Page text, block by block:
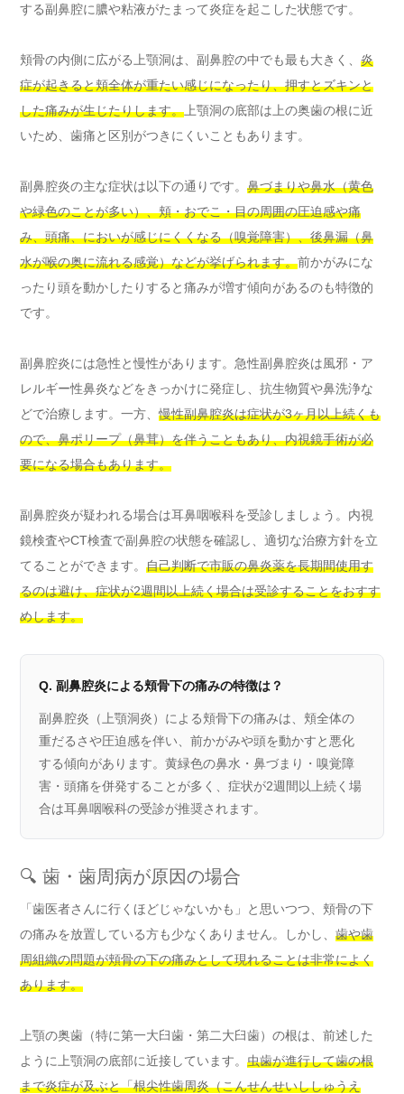
する副鼻腔に膿や粘液がたまって炎症を起こした状態です。
頬骨の内側に広がる上顎洞は、副鼻腔の中でも最も大きく、 炎
症が起きると頬全体が重たい感じになったり、押すとズキンと
した痛みが生じたりします。 上顎洞の底部は上の奥歯の根に近
いため、歯痛と区別がつきにくいこともあります。
副鼻腔炎の主な症状は以下の通りです。 鼻づまりや鼻水（黄色
や緑色のことが多い）、頬・おでこ・目の周囲の圧迫感や痛
み、頭痛、においが感じにくくなる（嗅覚障害）、後鼻漏（鼻
水が喉の奥に流れる感覚）などが挙げられます。前かがみにな
ったり頭を動かしたりすると痛みが増す傾向があるのも特徴的
です。
副鼻腔炎には急性と慢性があります。急性副鼻腔炎は風邪・ア
レルギー性鼻炎などをきっかけに発症し、抗生物質や鼻洗浄な
どで治療します。一方、慢性副鼻腔炎は症状が3ヶ月以上続くも
ので、鼻ポリープ（鼻茸）を伴うこともあり、内視鏡手術が必
要になる場合もあります。
副鼻腔炎が疑われる場合は耳鼻咽喉科を受診しましょう。内視
鏡検査やCT検査で副鼻腔の状態を確認し、適切な治療方針を立
てることができます。 自己判断で市販の鼻炎薬を長期間使用す
るのは避け、症状が2週間以上続く場合は受診することをおすす
めします。
Q. 副鼻腔炎による頬骨下の痛みの特徴は？
副鼻腔炎（上顎洞炎）による頬骨下の痛みは、頬全体の
重だるさや圧迫感を伴い、前かがみや頭を動かすと悪化
する傾向があります。黄緑色の鼻水・鼻づまり・嗅覚障
害・頭痛を併発することが多く、症状が2週間以上続く場
合は耳鼻咽喉科の受診が推奨されます。
🔍 歯・歯周病が原因の場合
「歯医者さんに行くほどじゃないかも」と思いつつ、頬骨の下
の痛みを放置している方も少なくありません。しかし、 歯や歯
周組織の問題が頬骨の下の痛みとして現れることは非常によく
あります。
上顎の奥歯（特に第一大臼歯・第二大臼歯）の根は、前述した
ように上顎洞の底部に近接しています。 虫歯が進行して歯の根
まで炎症が及ぶと「根尖性歯周炎（こんせんせいししゅうえ